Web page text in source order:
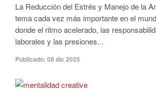
La Reducción del Estrés y Manejo de la
tema cada vez más importante en el
donde el ritmo acelerado, las
laborales y las presiones...
Publicado: 08 dic 2025